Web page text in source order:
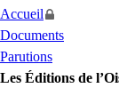
Accueil
Documents
Parutions
Les Éditions de